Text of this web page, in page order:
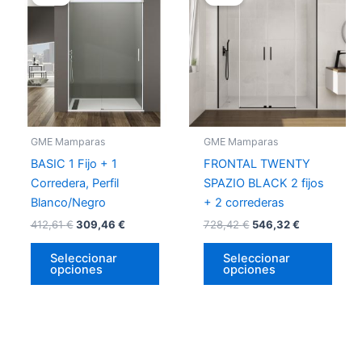
GME Mamparas
BASIC 1 Fijo + 1
Corredera, Perfil
Blanco/Negro
412,61€ 309,46 €
Seleccionar
opciones
múltiples
variantes.
se
GME Mamparas
FRONTAL TWENTY
SPAZIO BLACK 2 fijos
+ 2 correderas
728,42€ 546,32€
Seleccionar
opciones
tiene
Las
se